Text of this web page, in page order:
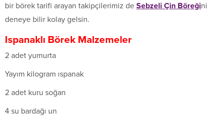
bir börek tarifi arayan takipçilerimiz de Sebzeli Çin Böreğini
deneye bilir kolay gelsin.
Ispanaklı Börek Malzemeler
2 adet yumurta
Yayım kilogram ıspanak
2 adet kuru soğan
4 su bardağı un